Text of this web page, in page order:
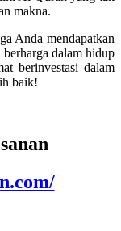
makna.
Anda mendapatkan
dalam hidup
berinvestasi dalam
baik!